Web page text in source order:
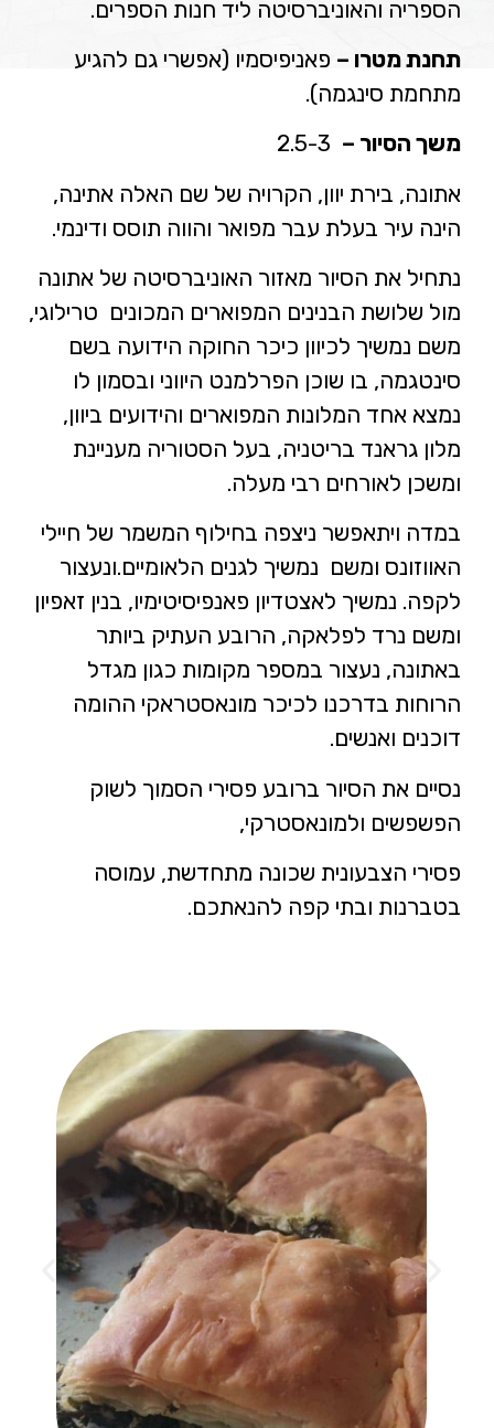
הספריה והאוניברסיטה ליד חנות הספרים.
תחנת מטרו – פאניפיסמיו (אפשרי גם להגיע
מתחמת סינגמה).
משך הסיור –
אתונה, בירת יוון, הקרויה של שם האלה אתינה,
הינה עיר בעלת עבר מפואר והווה תוסס ודינמי.
נתחיל את הסיור מאזור האוניברסיטה של אתונה
מול שלושת הבנינים המפוארים המכונים טרילוגי,
משם נמשיך לכיוון כיכר החוקה הידועה בשם
סינטגמה, בו שוכן הפרלמנט היווני ובסמון לו
נמצא אחד המלונות המפוארים והידועים ביוון,
מלון גראנד בריטניה, בעל הסטוריה מעניינת
ומשכן לאורחים רבי מעלה.
במדה ויתאפשר ניצפה בחילוף המשמר של חיילי
האווזונס ומשם נמשיך לגנים הלאומיים.ונעצור
לקפה. נמשיך לאצטדיון פאנפיסיטימיו, בנין זאפיון
ומשם נרד לפלאקה, הרובע העתיק ביותר
באתונה, נעצור במספר מקומות כגון מגדל
הרוחות בדרכנו לכיכר מונאסטראקי ההומה
דוכנים ואנשים.
נסיים את הסיור ברובע פסירי הסמוך לשוק
הפשפשים ולמונאסטרקי,
פסירי הצבעונית שכונה מתחדשת, עמוסה
בטברנות ובתי קפה להנאתכם.